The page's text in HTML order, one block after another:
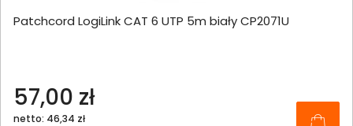
Patchcord LogiLink CAT 6 UTP 5m biały CP2071U
57,00 zł
netto: 46,34 zł